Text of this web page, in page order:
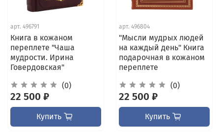
арт. 496791
Книга в кожаном
переплете "Чаша
мудрости. Ирина
Говердовская"
(0)
22 500 ₽
Купить
арт. 496804
"Мысли мудрых людей
на каждый день" Книга
подарочная в кожаном
переплете
(0)
22 500 ₽
Купить